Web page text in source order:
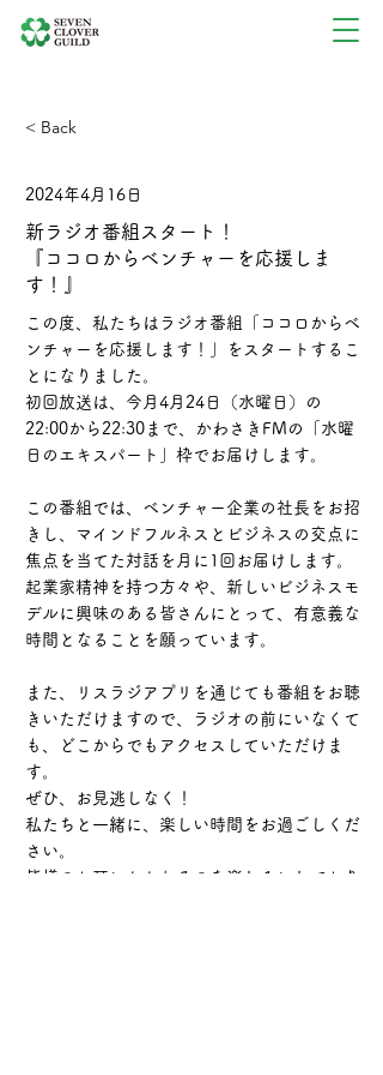
< Back
2024年4月16日
新ラジオ番組スタート！
『ココロからベンチャーを応援しま
す！』
この度、私たちはラジオ番組「ココロからベ
ンチャーを応援します！」をスタートするこ
とになりました。
初回放送は、今月4月24日（水曜日）の
22:00から22:30まで、かわさきFMの「水曜
日のエキスパート」枠でお届けします。
この番組では、ベンチャー企業の社長をお招
きし、マインドフルネスとビジネスの交点に
焦点を当てた対話を月に1回お届けします。
起業家精神を持つ方々や、新しいビジネスモ
デルに興味のある皆さんにとって、有意義な
時間となることを願っています。
また、リスラジアプリを通じても番組をお聴
きいただけますので、ラジオの前にいなくて
も、どこからでもアクセスしていただけま
す。
ぜひ、お見逃しなく！
私たちと一緒に、楽しい時間をお過ごしくだ
さい。
皆様のお耳にかかれるのを楽しみにしており